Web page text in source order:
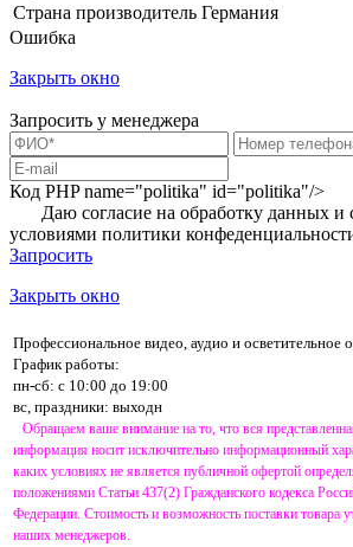
Страна производитель Германия
Ошибка
Закрыть окно
Запросить у менеджера
Код PHPname="politika" id="politika"/>
Даю согласие на обработку данных и
условиями политики
Запросить
Закрыть окно
Профессиональное видео, аудио и осветительное
График работы:
пн-сб: с 10:00 до 19:00
вс, праздники: выходн
Обращаем ваше внимание на то, что вся
информация носит исключительно информационный
каких условиях не является публичной офертой
положениями Статьи 437(2) Гражданского кодекса
Федерации. Стоимость и возможность поставки товара
наших менеджеров.